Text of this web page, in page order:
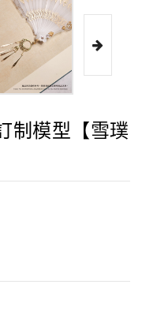
制模型【雪璞